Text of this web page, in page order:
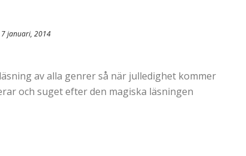
7 januari, 2014
av alla genrer så när julledighet kommer
och suget efter den magiska läsningen